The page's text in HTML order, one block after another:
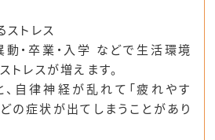
トレス
・卒業・入学 などで生活環境
トレスが増えます。
自律神経が乱れて「疲れやす
どの症状が出てしまうことがあり